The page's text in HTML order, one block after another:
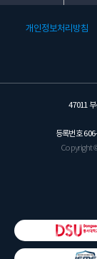
개인정보처리방침
47011
등록번호
Copyright ©